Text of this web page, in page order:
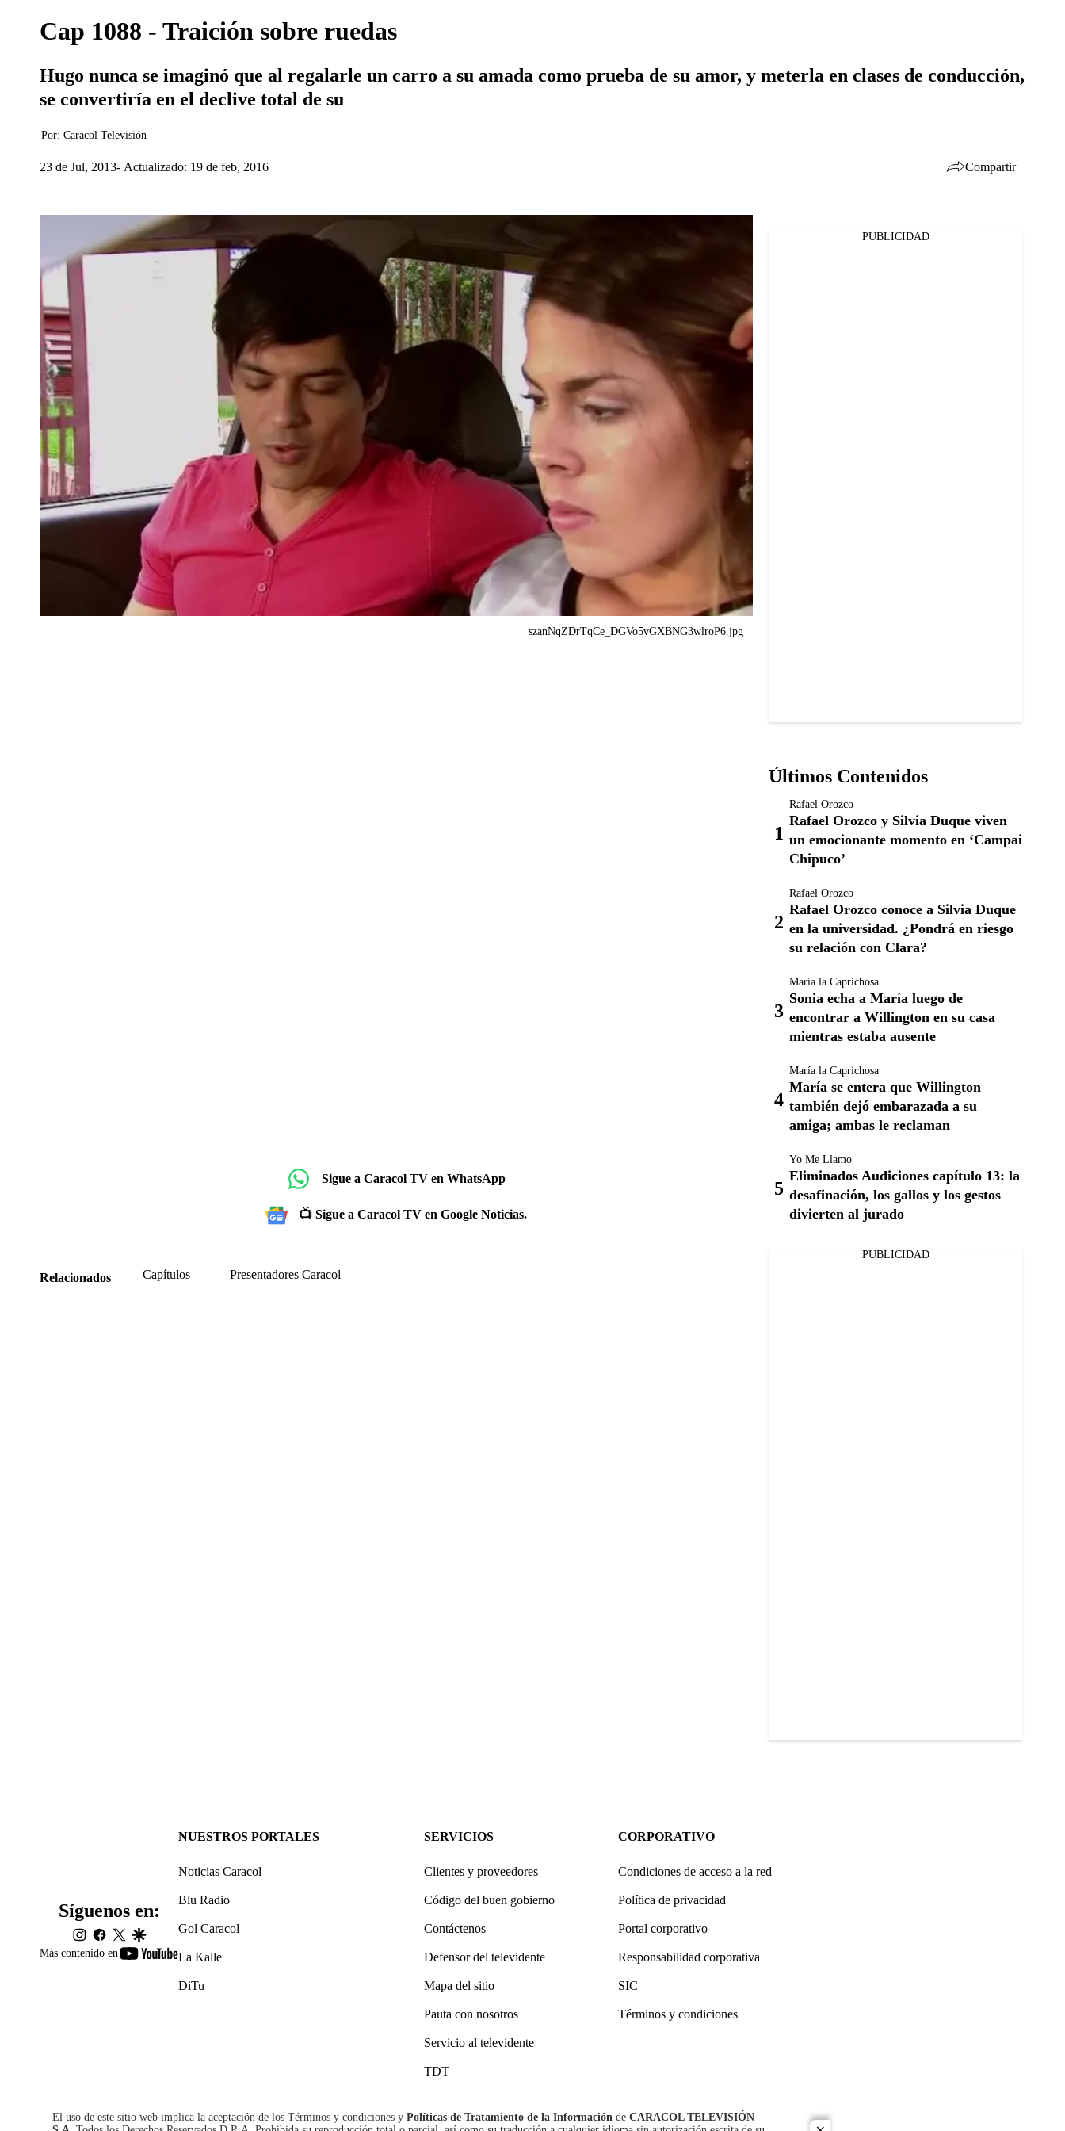
Cap 1088 - Traición sobre ruedas
Hugo nunca se imaginó que al regalarle un carro a su amada como prueba de su amor, y meterla en clases de conducción,
se convertiría en el declive total de su
Por: Caracol Televisión
23 de Jul, 2013 Actualizado: 19 de feb, 2016 Compartir
szanNqZDrTqCe_DGVo5vGXBNG3wlroP6.jpg
Sigue a Caracol TV en WhatsApp
📺 Sigue a Caracol TV en Google Noticias.
Relacionados Capítulos Presentadores Caracol
PUBLICIDAD
Últimos Contenidos
Rafael Orozco
Rafael Orozco y Silvia Duque viven
un emocionante momento en ‘Campai
Chipuco’
Rafael Orozco
Rafael Orozco conoce a Silvia Duque
en la universidad. ¿Pondrá en riesgo
su relación con Clara?
María la Caprichosa
Sonia echa a María luego de
encontrar a Willington en su casa
mientras estaba ausente
María la Caprichosa
María se entera que Willington
también dejó embarazada a su
amiga; ambas le reclaman
Yo Me Llamo
Eliminados Audiciones capítulo 13: la
desafinación, los gallos y los gestos
divierten al jurado
PUBLICIDAD
Más contenido en
youtube-
Síguenos en:
instagram
facebook
twittergoogle
NUESTROS PORTALES
Noticias Caracol
Blu Radio
Gol Caracol
La Kalle
DiTu
SERVICIOS
Clientes y proveedores
Código del buen gobierno
Contáctenos
Defensor del televidente
Mapa del sitio
Pauta con nosotros
Servicio al televidente
TDT
CORPORATIVO
Condiciones de acceso a la red
Política de privacidad
Portal corporativo
Responsabilidad corporativa
SIC
Términos y condiciones
El uso de este sitio web implica la aceptación de los Términos y condiciones y Políticas de Tratamiento de la Información de CARACOL TELEVISIÓN